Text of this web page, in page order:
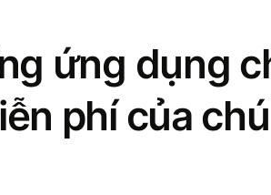
ứng dụng
phí của